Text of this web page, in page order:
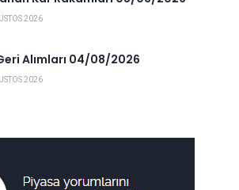
2026
Alımları 04/08/2026
2026